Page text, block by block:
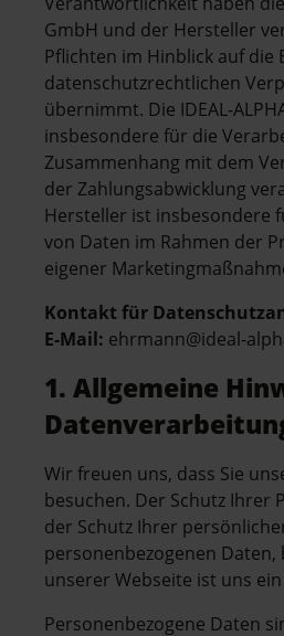
GmbH und der Hersteller
Pflichten im Hinblick auf die
datenschutzrechtlichen
übernimmt. Die IDEAL-
insbesondere für die
Zusammenhang mit dem
der Zahlungsabwicklung
Hersteller ist insbesondere
von Daten im Rahmen der
eigener
Kontakt für
E-Mail: ehrmann@ideal-
1. Allgemeine
Wir freuen uns, dass Sie
besuchen. Der Schutz Ihrer
der Schutz Ihrer
personenbezogenen Daten,
unserer Webseite ist uns
Personenbezogene Daten